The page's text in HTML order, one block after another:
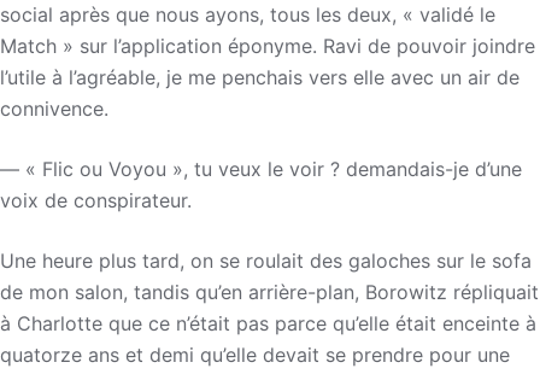
social après que nous ayons, tous les deux, « validé le
Match » sur l’application éponyme. Ravi de pouvoir joindre
l’utile à l’agréable, je me penchais vers elle avec un air de
connivence.
— « Flic ou Voyou », tu veux le voir ? demandais-je d’une
voix de conspirateur.
Une heure plus tard, on se roulait des galoches sur le sofa
de mon salon, tandis qu’en arrière-plan, Borowitz répliquait
à Charlotte que ce n’était pas parce qu’elle était enceinte à
quatorze ans et demi qu’elle devait se prendre pour une